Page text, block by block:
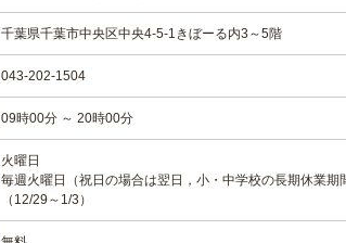
千葉県千葉市中央区中央4-5-1きぼーる内3～5階
043-202-1504
09時00分 ～ 20時00分
火曜日
毎週火曜日（祝日の場合は翌日，小・中学校の長期休業期
（12/29～1/3）